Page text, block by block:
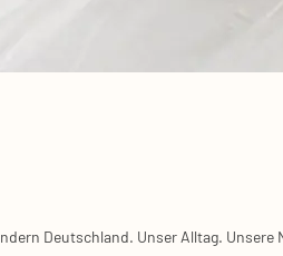
Deutsch­land. Unser All­tag. Unse­re